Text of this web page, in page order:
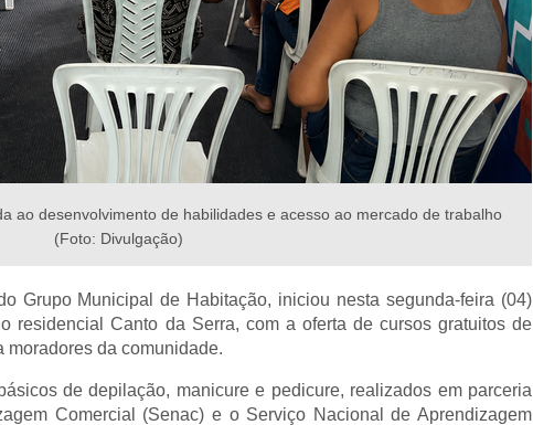
ao desenvolvimento de habilidades e acesso ao mercado de trabalho
(Foto: Divulgação)
Grupo Municipal de Habitação, iniciou nesta segunda-feira (04)
residencial Canto da Serra, com a oferta de cursos gratuitos de
da comunidade.
de depilação, manicure e pedicure, realizados em parceria
Comercial (Senac) e o Serviço Nacional de Aprendizagem